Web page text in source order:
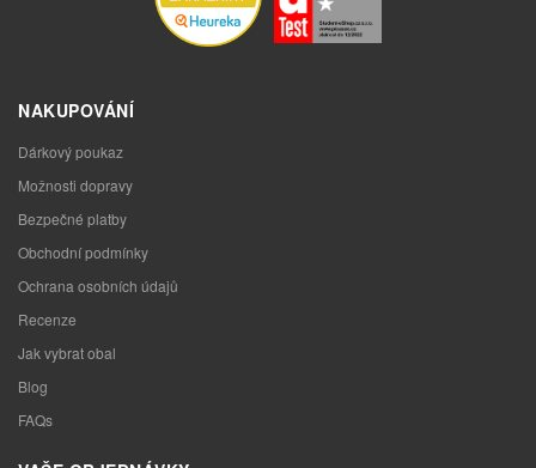
NAKUPOVÁNÍ
Dárkový poukaz
Možnosti dopravy
Bezpečné platby
Obchodní podmínky
Ochrana osobních údajů
Recenze
Jak vybrat obal
Blog
FAQs